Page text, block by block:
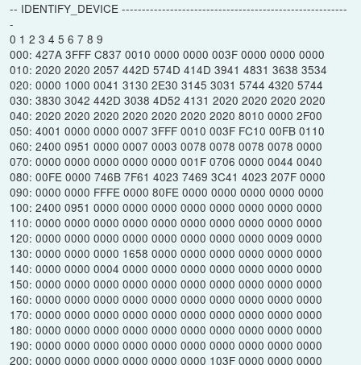
-- IDENTIFY_DEVICE --------------------------------------------------------
-
0 1 2 3 4 5 6 7 8 9
000: 427A 3FFF C837 0010 0000 0000 003F 0000 0000 0000
010: 2020 2020 2057 442D 574D 414D 3941 4831 3638 3534
020: 0000 1000 0041 3130 2E30 3145 3031 5744 4320 5744
030: 3830 3042 442D 3038 4D52 4131 2020 2020 2020 2020
040: 2020 2020 2020 2020 2020 2020 2020 8010 0000 2F00
050: 4001 0000 0000 0007 3FFF 0010 003F FC10 00FB 0110
060: 2400 0951 0000 0007 0003 0078 0078 0078 0078 0000
070: 0000 0000 0000 0000 0000 001F 0706 0000 0044 0040
080: 00FE 0000 746B 7F61 4023 7469 3C41 4023 207F 0000
090: 0000 0000 FFFE 0000 80FE 0000 0000 0000 0000 0000
100: 2400 0951 0000 0000 0000 0000 0000 0000 0000 0000
110: 0000 0000 0000 0000 0000 0000 0000 0000 0000 0000
120: 0000 0000 0000 0000 0000 0000 0000 0000 0009 0000
130: 0000 0000 0000 1658 0000 0000 0000 0000 0000 0000
140: 0000 0000 0004 0000 0000 0000 0000 0000 0000 0000
150: 0000 0000 0000 0000 0000 0000 0000 0000 0000 0000
160: 0000 0000 0000 0000 0000 0000 0000 0000 0000 0000
170: 0000 0000 0000 0000 0000 0000 0000 0000 0000 0000
180: 0000 0000 0000 0000 0000 0000 0000 0000 0000 0000
190: 0000 0000 0000 0000 0000 0000 0000 0000 0000 0000
200: 0000 0000 0000 0000 0000 0000 103F 0000 0000 0000